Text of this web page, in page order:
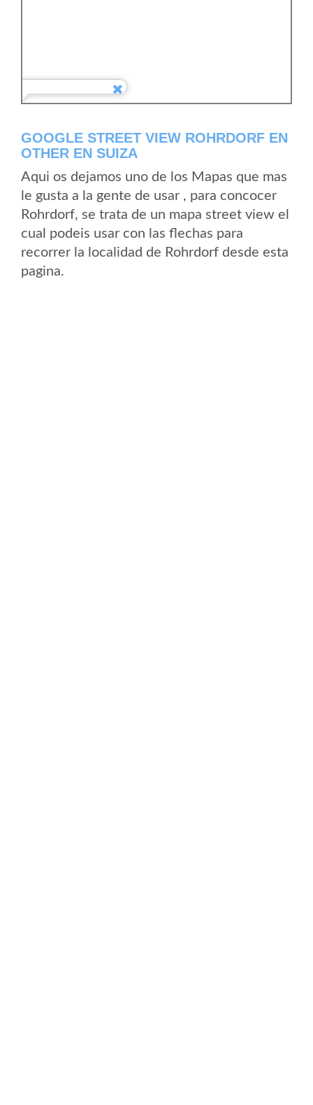
GOOGLE STREET VIEW ROHRDORF EN
OTHER EN SUIZA
Aqui os dejamos uno de los Mapas que mas
le gusta a la gente de usar , para concocer
Rohrdorf, se trata de un mapa street view el
cual podeis usar con las flechas para
recorrer la localidad de Rohrdorf desde esta
pagina.